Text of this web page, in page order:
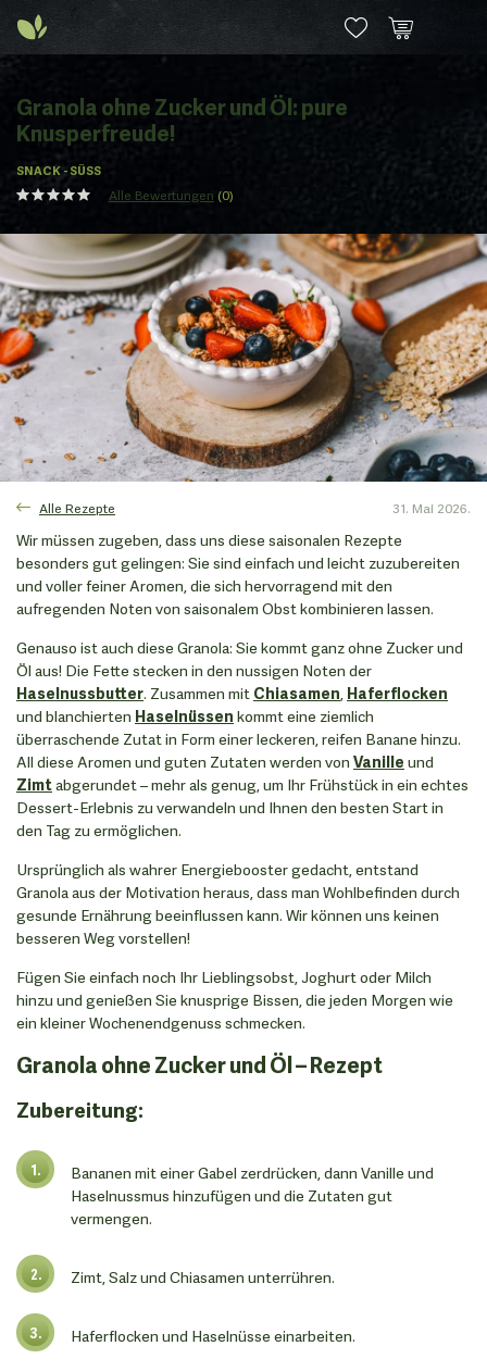
SNACK - SÜSS
Alle Bewertungen (0)
Granola ohne Zucker und Öl: pure
Knusperfreude!
Alle Rezepte 31. Mai 2026.
Wir müssen zugeben, dass uns diese saisonalen Rezepte
besonders gut gelingen: Sie sind einfach und leicht zuzubereiten
und voller feiner Aromen, die sich hervorragend mit den
aufregenden Noten von saisonalem Obst kombinieren lassen.
Genauso ist auch diese Granola: Sie kommt ganz ohne Zucker und
Öl aus! Die Fette stecken in den nussigen Noten der
Haselnussbutter. Zusammen mit Chiasamen, Haferflocken
und blanchierten Haselnüssen kommt eine ziemlich
überraschende Zutat in Form einer leckeren, reifen Banane hinzu.
All diese Aromen und guten Zutaten werden von Vanille und
Zimtabgerundet – mehr als genug, um Ihr Frühstück in ein echtes
Dessert-Erlebnis zu verwandeln und Ihnen den besten Start in
den Tag zu ermöglichen.
Ursprünglich als wahrer Energiebooster gedacht, entstand
Granola aus der Motivation heraus, dass man Wohlbefinden durch
gesunde Ernährung beeinflussen kann. Wir können uns keinen
besseren Weg vorstellen!
Fügen Sie einfach noch Ihr Lieblingsobst, Joghurt oder Milch
hinzu und genießen Sie knusprige Bissen, die jeden Morgen wie
ein kleiner Wochenendgenuss schmecken.
Granola ohne Zucker und Öl – Rezept
Zubereitung:
Bananen mit einer Gabel zerdrücken, dann Vanille und
Haselnussmus hinzufügen und die Zutaten gut
vermengen.
Zimt, Salz und Chiasamen unterrühren.
Haferflocken und Haselnüsse einarbeiten.